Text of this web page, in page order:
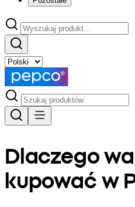
Dlaczego
kupować w